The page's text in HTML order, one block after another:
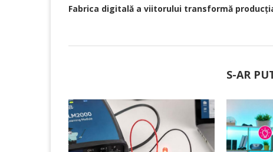
Fabrica digitală a viitorului transformă
S-AR